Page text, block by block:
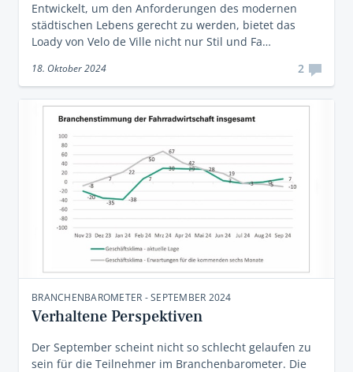
Entwickelt, um den Anforderungen des modernen
städtischen Lebens gerecht zu werden, bietet das
Loady von Velo de Ville nicht nur Stil und Fa…
18. Oktober 2024 2
BRANCHENBAROMETER - SEPTEMBER 2024
Verhaltene Perspektiven
Der September scheint nicht so schlecht gelaufen zu
sein für die Teilnehmer im Branchenbarometer. Die